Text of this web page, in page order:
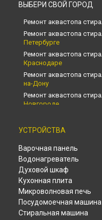
ВЫБЕРИ СВОЙ ГОРОД
Ремонт аквастопа
Ремонт аквастопа
Петербурге
Ремонт аквастопа
Краснодаре
Ремонт аквастопа
на-Дону
Ремонт аквастопа
Новгороде
Новосибирске
Челябинске
Ремонт аквастопа
Екатеринбурге
Ремонт аквастопа
Ремонт аквастопа
Ремонт аквастопа
Воронеже
УСТРОЙСТВА
Варочная панель
Водонагреватель
Духовой шкаф
Кухонная плита
Микроволновая печь
Посудомоечная машина
Стиральная машина